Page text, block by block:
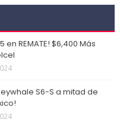
en REMATE! $6,400 Más
S6-S a mitad de